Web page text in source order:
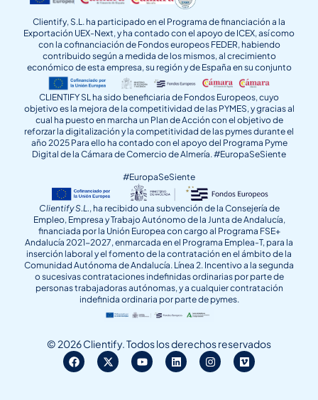
Clientify, S.L. ha participado en el Programa de financiación a la
Exportación UEX-Next, y ha contado con el apoyo de ICEX, así como
con la cofinanciación de Fondos europeos FEDER, habiendo
contribuido según a medida de los mismos, al crecimiento
económico de esta empresa, su región y de España en su conjunto
CLIENTIFY SL ha sido beneficiaria de Fondos Europeos, cuyo
objetivo es la mejora de la competitividad de las PYMES, y gracias al
cual ha puesto en marcha un Plan de Acción con el objetivo de
reforzar la digitalización y la competitividad de las pymes durante el
año 2025 Para ello ha contado con el apoyo del Programa Pyme
Digital de la Cámara de Comercio de Almería. #EuropaSeSiente
#EuropaSeSiente
Clientify S.L., ha recibido una subvención de la Consejería de
Empleo, Empresa y Trabajo Autónomo de la Junta de Andalucía,
financiada por la Unión Europea con cargo al Programa FSE+
Andalucía 2021-2027, enmarcada en el Programa Emplea-T, para la
inserción laboral y el fomento de la contratación en el ámbito de la
Comunidad Autónoma de Andalucía. Línea 2. Incentivo a la segunda
o sucesivas contrataciones indefinidas ordinarias por parte de
personas trabajadoras autónomas, y a cualquier contratación
indefinida ordinaria por parte de pymes.
© 2026 Clientify. Todos los derechos reservados